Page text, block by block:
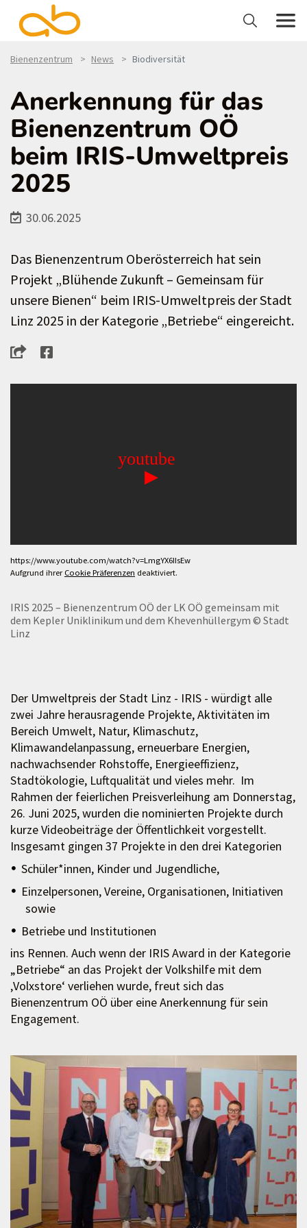
Bienenzentrum News Biodiversität
Anerkennung für das
Bienenzentrum OÖ
beim IRIS-Umweltpreis
2025
30.06.2025
Das Bienenzentrum Oberösterreich hat sein
Projekt „Blühende Zukunft – Gemeinsam für
unsere Bienen“ beim IRIS-Umweltpreis der Stadt
Linz 2025 in der Kategorie „Betriebe“ eingereicht.
https://www.youtube.com/watch?v=LmgYX6IIsEw
Aufgrund ihrer Cookie Präferenzen deaktiviert.
IRIS 2025 – Bienenzentrum OÖ der LK OÖ gemeinsam mit
dem Kepler Uniklinikum und dem Khevenhüllergym © Stadt
Linz
Der Umweltpreis der Stadt Linz - IRIS - würdigt alle
zwei Jahre herausragende Projekte, Aktivitäten im
Bereich Umwelt, Natur, Klimaschutz,
Klimawandelanpassung, erneuerbare Energien,
nachwachsender Rohstoffe, Energieeffizienz,
Stadtökologie, Luftqualität und vieles mehr. Im
Rahmen der feierlichen Preisverleihung am Donnerstag,
26. Juni 2025, wurden die nominierten Projekte durch
kurze Videobeiträge der Öffentlichkeit vorgestellt.
Insgesamt gingen 37 Projekte in den drei Kategorien
Schüler*innen, Kinder und Jugendliche,
Einzelpersonen, Vereine, Organisationen, Initiativen
sowie
Betriebe und Institutionen
ins Rennen. Auch wenn der IRIS Award in der Kategorie
„Betriebe“ an das Projekt der Volkshilfe mit dem
‚Volxstore‘ verliehen wurde, freut sich das
Bienenzentrum OÖ über eine Anerkennung für sein
Engagement.